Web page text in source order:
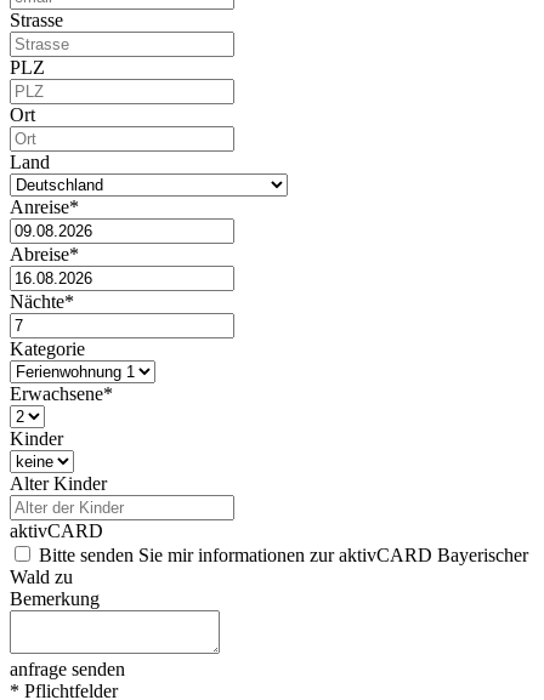
Strasse
PLZ
Ort
Land
Anreise*
Abreise*
Nächte*
Kategorie
Erwachsene*
Kinder
Alter Kinder
aktivCARD
Bitte senden Sie mir informationen zur aktivCARD Bayerischer
Wald zu
Bemerkung
anfrage senden
* Pflichtfelder